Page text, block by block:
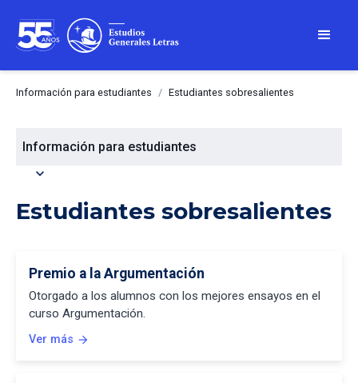
Información para estudiantes / Estudiantes sobresalientes
Información para estudiantes
expand_more
Estudiantes sobresalientes
Premio a la Argumentación
Otorgado a los alumnos con los mejores ensayos en el
curso Argumentación.
Ver más arrow_forward